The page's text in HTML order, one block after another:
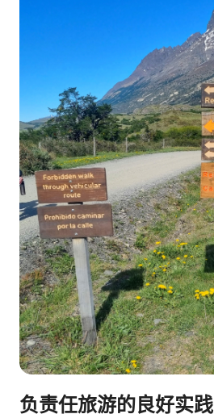
负责任旅游的良好实践